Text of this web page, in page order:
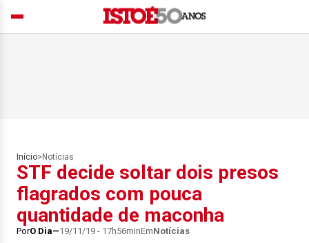
Início> Notícias
STF decide soltar dois presos
flagrados com pouca
quantidade de maconha
PorO Dia 19/11/19 - 17h56minEmNotícias